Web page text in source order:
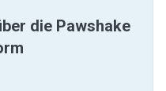
die Pawshake